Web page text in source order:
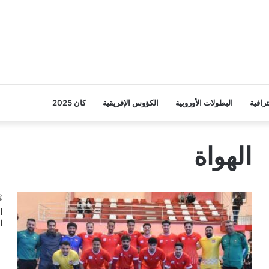
البطولات الأوروبية الكؤوس الإفريقية كان 2025
الهواة